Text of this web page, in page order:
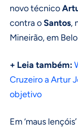
novo técnico
contra oSantos,
Mineirão, em
+ Leia também:
Cruzeiro a Artur
objetivo
Em ‘maus